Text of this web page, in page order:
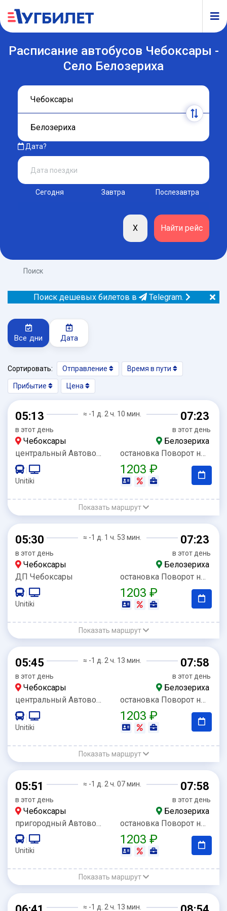
Расписание автобусов Чебоксары -
Село Белозериха
Дата?
Сегодня Завтра Послезавтра
Поиск
Поиск дешевых билетов в Telegram.
Все дни Дата
Сортировать: Отправление Время в пути
Прибытие Цена
05:13
в этот день
≈ -1 д. 2 ч. 10 мин. 07:23
в этот день
Чебоксары
Белозериха
центральный Автовокзал
остановка Поворот на Белозериху
Unitiki
1203 ₽
Показать маршрут
05:30
в этот день
≈ -1 д. 1 ч. 53 мин. 07:23
в этот день
Чебоксары
Белозериха
ДП Чебоксары
остановка Поворот на Белозериху
Unitiki
1203 ₽
Показать маршрут
05:45
в этот день
≈ -1 д. 2 ч. 13 мин. 07:58
в этот день
Чебоксары
Белозериха
центральный Автовокзал
остановка Поворот на Белозериху
Unitiki
1203 ₽
Показать маршрут
05:51
в этот день
≈ -1 д. 2 ч. 07 мин. 07:58
в этот день
Чебоксары
Белозериха
пригородный Автовокзал
остановка Поворот на Белозериху
Unitiki
1203 ₽
Показать маршрут
≈ -1 д. 2 ч. 13 мин.